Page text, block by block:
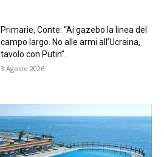
Primarie, Conte: “Ai gazebo la linea del
campo largo. No alle armi all’Ucraina,
tavolo con Putin”.
3 Agosto 2026